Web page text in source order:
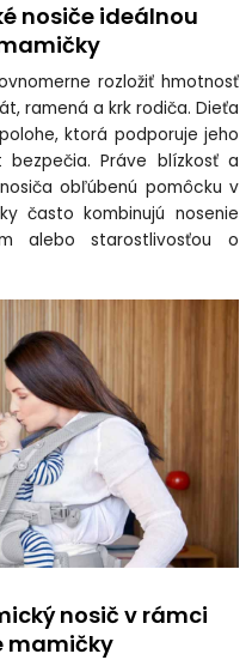
nosiče ideálnou
rozložiť hmotnosť
ramená a krk rodiča. Dieťa
ktorá podporuje jeho
Práve blízkosť a
obľúbenú pomôcku v
často kombinujú nosenie
alebo starostlivosťou o
nosič v rámci
mamičky